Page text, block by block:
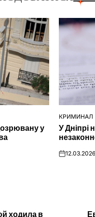
у
У
КРИМИНАЛ
У Дніпрі
on12.03.2026
ходила в